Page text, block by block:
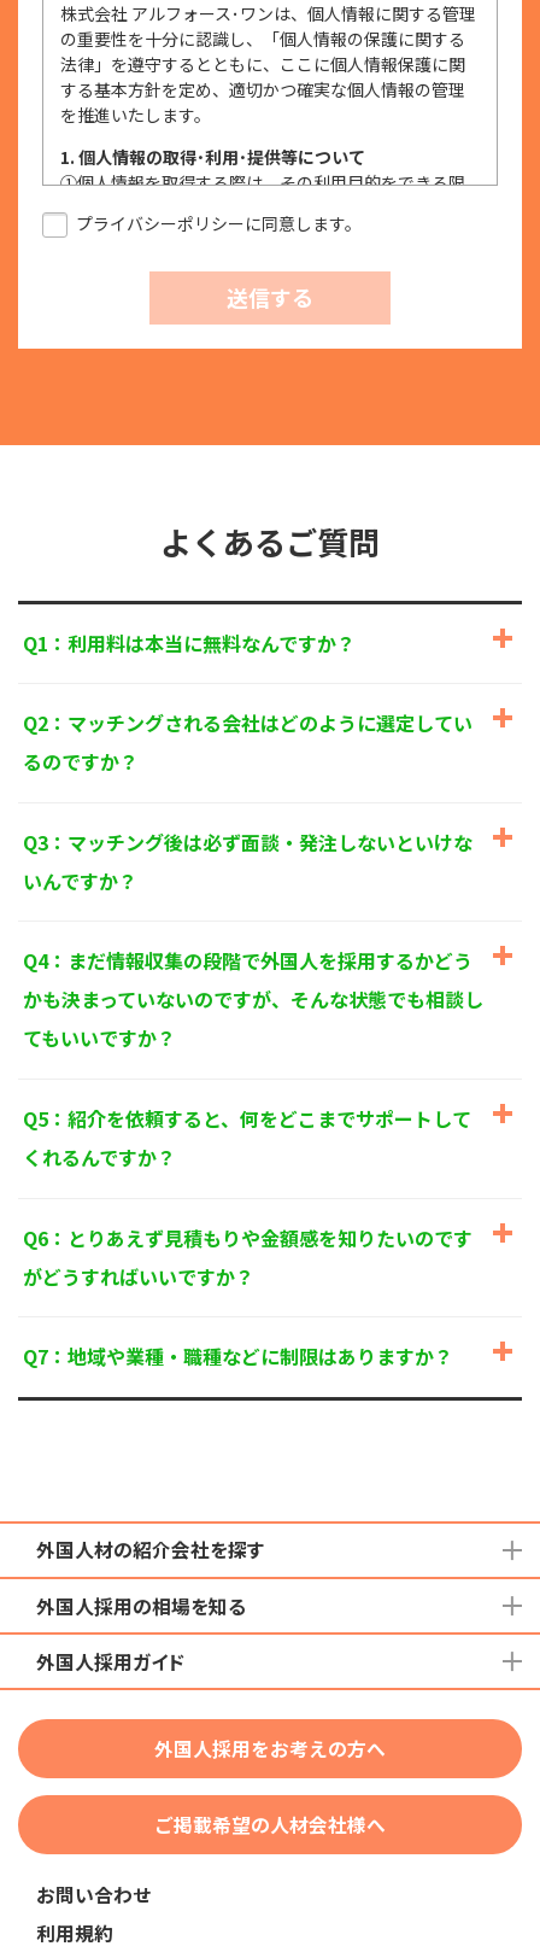
株式会社 アルフォース･ワンは、個人情報に関する管理
の重要性を十分に認識し、「個人情報の保護に関する
法律」を遵守するとともに、ここに個人情報保護に関
する基本方針を定め、適切かつ確実な個人情報の管理
を推進いたします。
1. 個人情報の取得･利用･提供等について
①個人情報を取得する際は、その利用目的をできる限
て適法かつ公正な手段を用い、同意を得て取得しま
個人情報を利用する際は、本人に明示、通知、また
は公表した利用目的の範囲内に限定し、それに反す
2. 安全対策の実施について
構築し、個人情報への不正アクセス、個人情報の漏
洩、滅失または毀損等の的確な防止とセキュリティの
本人からの苦情および相談があった場合には、適切か
正、削除、または利用もしくは提供の停止等を求めら
れたときは、適法かつ遅滞なく応じます。
に関する法令、国が定める指針およびその他の規範を
TEL：0120-550-580
株式会社 アルフォース･ワン 個人情報保護担当
プライバシーポリシーに同意します。
送信する
よくあるご質問
Q1：利用料は本当に無料なんですか？
Q2：マッチングされる会社はどのように選定してい
るのですか？
Q3：マッチング後は必ず面談・発注しないといけな
いんですか？
Q4：まだ情報収集の段階で外国人を採用するかどう
かも決まっていないのですが、そんな状態でも相談し
てもいいですか？
Q5：紹介を依頼すると、何をどこまでサポートして
くれるんですか？
Q6：とりあえず見積もりや金額感を知りたいのです
がどうすればいいですか？
Q7：地域や業種・職種などに制限はありますか？
外国人材の紹介会社を探す
地域から検索する
国籍から検索する
在留資格から検索する
団体種別から探す
業界・職種から検索する
外国人採用の相場を知る
育成就労外国人の受け入れ相場
技人国・高度人材の受け入れ相場
外国人採用ガイド
特定技能
技術・人文知識・国際業務
外国人採用をお考えの方へ
ご掲載希望の人材会社様へ
お問い合わせ
利用規約